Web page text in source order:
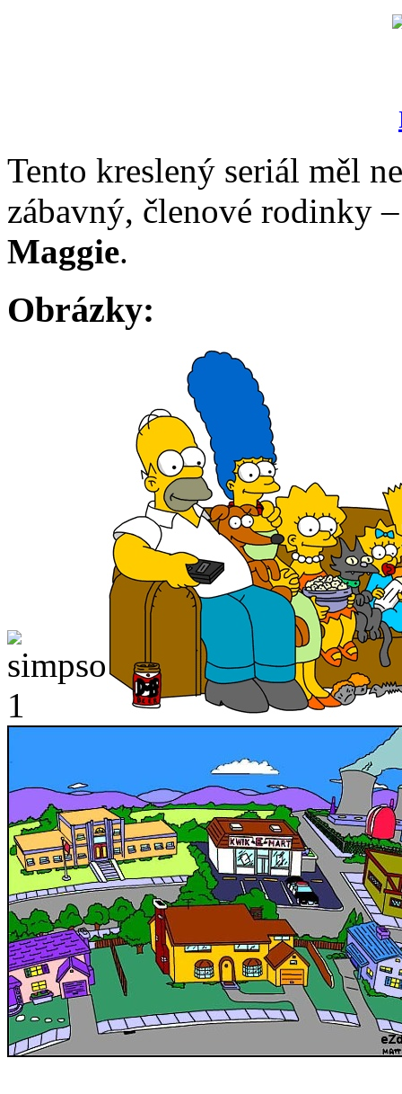
Tento kreslený seriál měl
zábavný, členové rodinky
Maggie.
Obrázky: